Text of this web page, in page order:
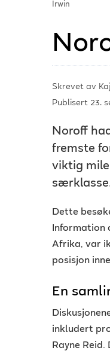
Irwin
Skrevet av
Publisert 23.
Noroff
fremste
viktig
Dette
Information
Afrika, var
posisjon
En
inkludert
Rayne